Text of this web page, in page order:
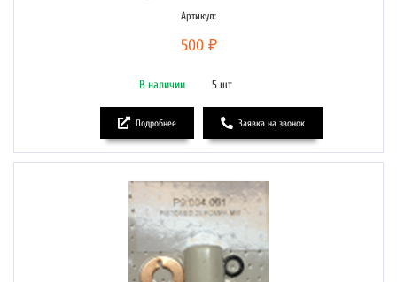
Артикул:
500 ₽
В наличии 5 шт
Подробнее Заявка на звонок